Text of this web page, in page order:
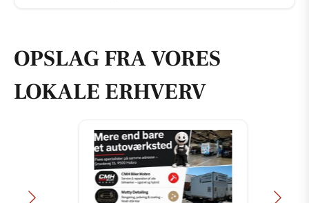
OPSLAG FRA VORES
LOKALE ERHVERV